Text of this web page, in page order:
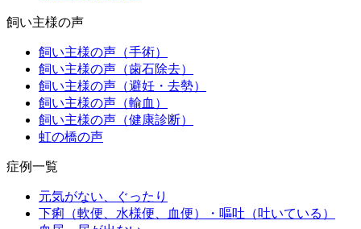
飼い主様の声
飼い主様の声（手術）
飼い主様の声（歯石除去）
飼い主様の声（避妊・去勢）
飼い主様の声（輸血）
飼い主様の声（健康診断）
虹の橋の声
症例一覧
元気がない、ぐったり
下痢（軟便、水様便、血便）・嘔吐（吐いている）